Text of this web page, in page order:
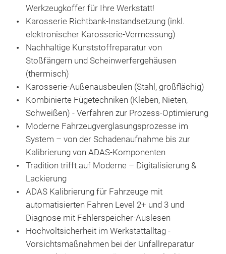
Schadenskalkulation mit SilverDat3 – Der Digitale
Werkzeugkoffer für Ihre Werkstatt!
Karosserie Richtbank-Instandsetzung (inkl.
elektronischer Karosserie-Vermessung)
Nachhaltige Kunststoffreparatur von
Stoßfängern und Scheinwerfergehäusen
(thermisch)
Karosserie-Außenausbeulen (Stahl, großflächig)
Kombinierte Fügetechniken (Kleben, Nieten,
Schweißen) - Verfahren zur Prozess-Optimierung
Moderne Fahrzeugverglasungsprozesse im
System – von der Schadenaufnahme bis zur
Kalibrierung von ADAS-Komponenten
Tradition trifft auf Moderne – Digitalisierung &
Lackierung
ADAS Kalibrierung für Fahrzeuge mit
automatisierten Fahren Level 2+ und 3 und
Diagnose mit Fehlerspeicher-Auslesen
Hochvoltsicherheit im Werkstattalltag -